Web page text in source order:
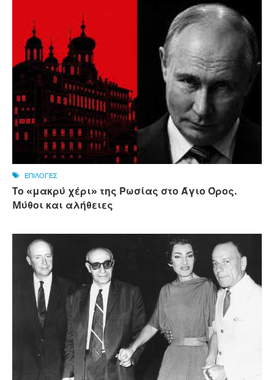
ΕΠΙΛΟΓΕΣ
Tο «μακρύ χέρι» της Ρωσίας στο Άγιο Όρος.
Mύθοι και αλήθειες